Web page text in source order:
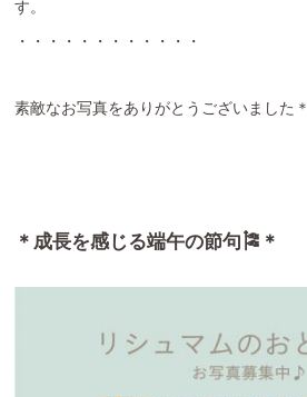
す。
・・・・・・・・・・・・
素敵なお写真をありがとうございました＊
＊成長を感じる端午の節句🎏＊